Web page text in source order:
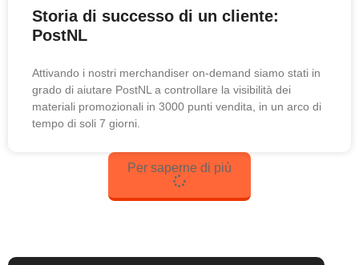
Storia di successo di un cliente:
PostNL
Attivando i nostri merchandiser on-demand siamo stati in
grado di aiutare PostNL a controllare la visibilità dei
materiali promozionali in 3000 punti vendita, in un arco di
tempo di soli 7 giorni.
Per saperne di più